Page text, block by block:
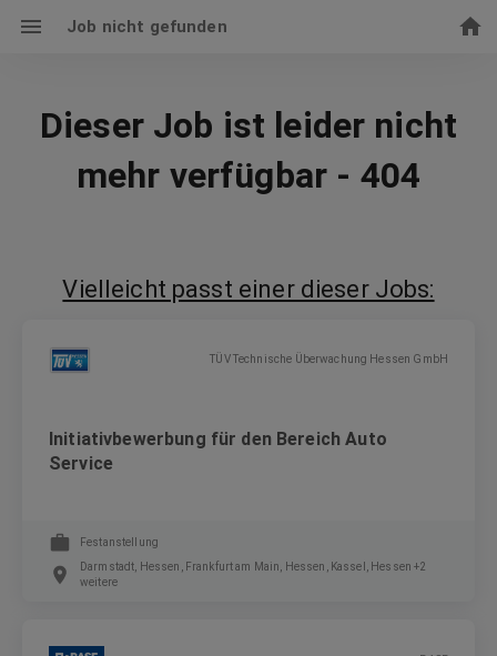
Job nicht gefunden
Dieser Job ist leider nicht
mehr verfügbar - 404
Vielleicht passt einer dieser Jobs:
TÜV Technische Überwachung Hessen GmbH
Initiativbewerbung für den Bereich Auto
Service
Festanstellung
Darmstadt, Hessen, Frankfurt am Main, Hessen, Kassel, Hessen +2
weitere